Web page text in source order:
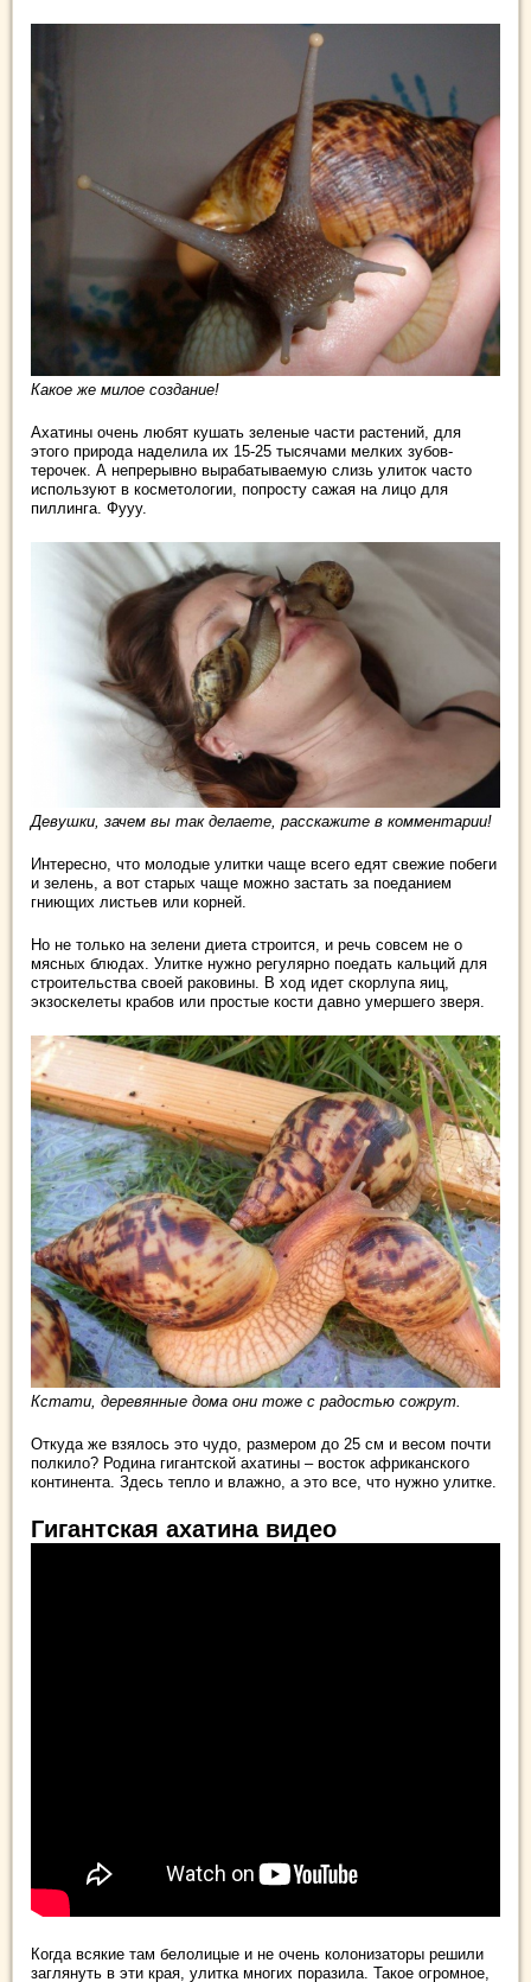
Какое же милое создание!
Ахатины очень любят кушать зеленые части растений, для
этого природа наделила их 15-25 тысячами мелких зубов-
терочек. А непрерывно вырабатываемую слизь улиток часто
используют в косметологии, попросту сажая на лицо для
пиллинга. Фууу.
Девушки, зачем вы так делаете, расскажите в комментарии!
Интересно, что молодые улитки чаще всего едят свежие побеги
и зелень, а вот старых чаще можно застать за поеданием
гниющих листьев или корней.
Но не только на зелени диета строится, и речь совсем не о
мясных блюдах. Улитке нужно регулярно поедать кальций для
строительства своей раковины. В ход идет скорлупа яиц,
экзоскелеты крабов или простые кости давно умершего зверя.
Кстати, деревянные дома они тоже с радостью сожрут.
Откуда же взялось это чудо, размером до 25 см и весом почти
полкило? Родина гигантской ахатины – восток африканского
континента. Здесь тепло и влажно, а это все, что нужно улитке.
Гигантская ахатина видео
Когда всякие там белолицые и не очень колонизаторы решили
заглянуть в эти края, улитка многих поразила. Такое огромное,